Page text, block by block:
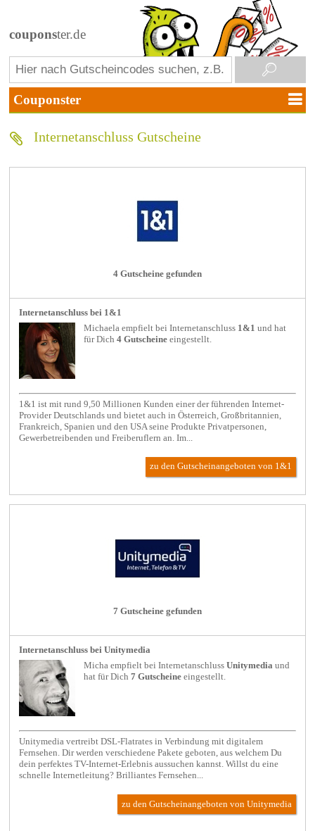
couponster.de
Internetanschluss Gutscheine
4 Gutscheine gefunden
Internetanschluss bei 1&1
Michaela empfielt beiInternetanschluss 1&1 und hat
für Dich4 Gutscheine eingestellt.
1&1 ist mit rund 9,50 Millionen Kunden einer der führenden Internet-
Provider Deutschlands und bietet auch in Österreich, Großbritannien,
Frankreich, Spanien und den USA seine Produkte Privatpersonen,
Gewerbetreibenden und Freiberuflern an. Im...
zu den Gutscheinangeboten von 1&1
7 Gutscheine gefunden
Internetanschluss bei Unitymedia
Micha empfielt beiInternetanschluss Unitymedia und
hat für Dich7 Gutscheine eingestellt.
Unitymedia vertreibt DSL-Flatrates in Verbindung mit digitalem
Fernsehen. Dir werden verschiedene Pakete geboten, aus welchem Du
dein perfektes TV-Internet-Erlebnis aussuchen kannst. Willst du eine
schnelle Internetleitung? Brilliantes Fernsehen...
zu den Gutscheinangeboten von Unitymedia